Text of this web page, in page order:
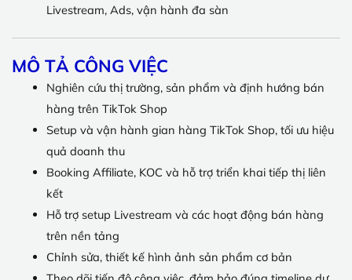
Livestream, Ads, vận hành đa sàn
MÔ TẢ CÔNG VIỆC
Nghiên cứu thị trường, sản phẩm và định hướng bán
hàng trên TikTok Shop
Setup và vận hành gian hàng TikTok Shop, tối ưu hiệu
quả doanh thu
Booking Affiliate, KOC và hỗ trợ triển khai tiếp thị liên
kết
Hỗ trợ setup Livestream và các hoạt động bán hàng
trên nền tảng
Chỉnh sửa, thiết kế hình ảnh sản phẩm cơ bản